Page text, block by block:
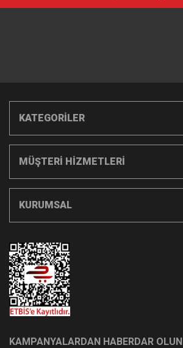
KATEGORİLER
MÜŞTERİ HİZMETLERİ
KURUMSAL
KAMPANYALARDAN HABERDAR OLUN